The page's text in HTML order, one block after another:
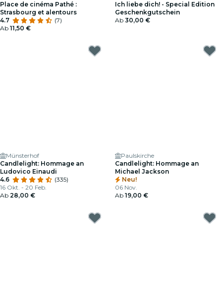
Place de cinéma Pathé :
Strasbourg et alentours
4.7
(7)
Ab 11,50 €
Ich liebe dich! - Special Edition
Geschenkgutschein
Ab 30,00 €
Münsterhof
Candlelight: Hommage an
Ludovico Einaudi
4.6
(335)
16 Okt. - 20 Feb.
Ab 28,00 €
Paulskirche
Candlelight: Hommage an
Michael Jackson
Neu!
06 Nov.
Ab 19,00 €